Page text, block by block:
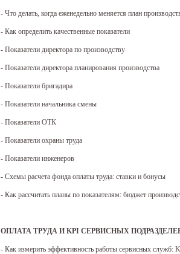
- Что делать, когда еженедельно меняется план
- Как определить качественные показатели
- Показатели директора по производству
- Показатели директора планирования производства
- Показатели бригадира
- Показатели начальника смены
- Показатели ОТК
- Показатели охраны труда
- Показатели инженеров
- Схемы расчета фонда оплаты труда: ставки и бонусы
- Как рассчитать планы по показателям: бюджет
ОПЛАТА ТРУДА И KPI СЕРВИСНЫХ
- Как измерить эффективность работы сервисных служб: